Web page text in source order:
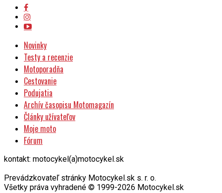
Novinky
Testy a recenzie
Motoporadňa
Cestovanie
Podujatia
Archív časopisu Motomagazín
Články užívateľov
Moje moto
Fórum
kontakt: motocykel(a)motocykel.sk
Prevádzkovateľ stránky Motocykel.sk s. r. o.
Všetky práva vyhradené © 1999-2026 Motocykel.sk